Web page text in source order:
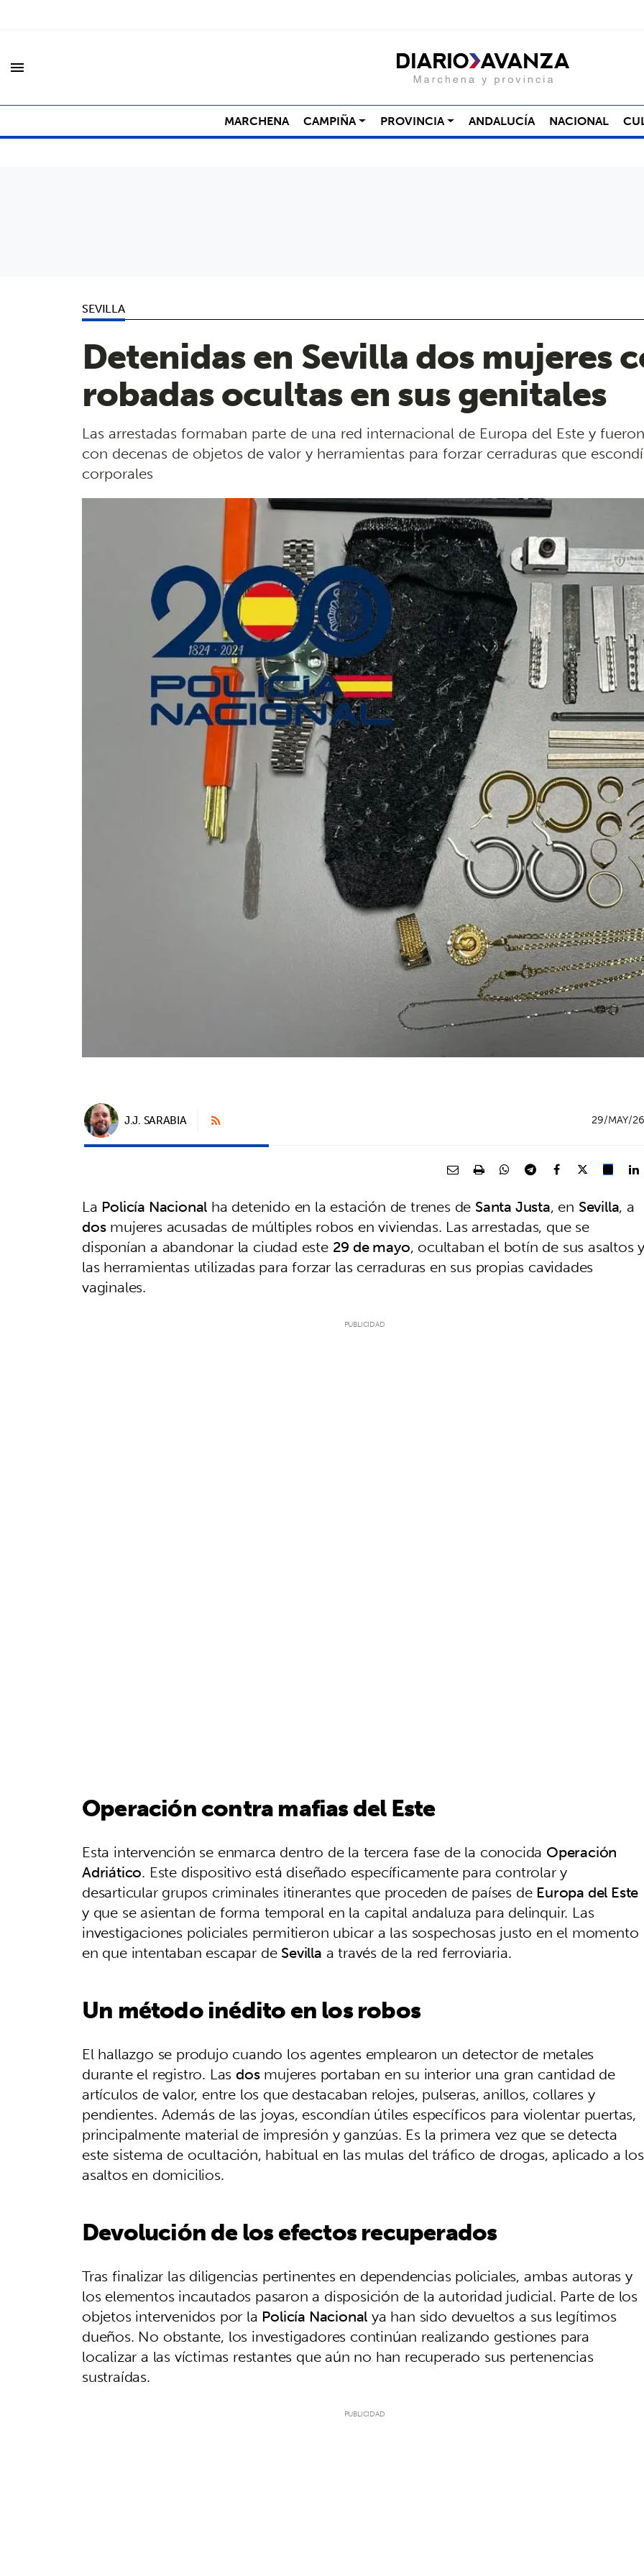
menu
MARCHENA CAMPIÑA PROVINCIA ANDALUCÍA NACIONAL
SEVILLA
Detenidas en Sevilla dos mujeres
robadas ocultas en sus genitales
Las arrestadas formaban parte de una red internacional de Europa del Este y
con decenas de objetos de valor y herramientas para forzar cerraduras que
corporales
J.J. SARABIA 29/MAY/26
La Policía Nacional ha detenido en la estación de trenes de Santa Justa, en Sevilla, a
dosmujeres acusadas de múltiples robos en viviendas. Las arrestadas, que se
disponían a abandonar la ciudad este 29 de mayo, ocultaban el botín de sus asaltos
las herramientas utilizadas para forzar las cerraduras en sus propias cavidades
vaginales.
Operación contra mafias del Este
Esta intervención se enmarca dentro de la tercera fase de la conocida Operación
Adriático. Este dispositivo está diseñado específicamente para controlar y
desarticular grupos criminales itinerantes que proceden de países de Europa del Este
y que se asientan de forma temporal en la capital andaluza para delinquir. Las
investigaciones policiales permitieron ubicar a las sospechosas justo en el momento
en que intentaban escapar deSevilla a través de la red ferroviaria.
Un método inédito en los robos
El hallazgo se produjo cuando los agentes emplearon un detector de metales
durante el registro. Lasdosmujeres portaban en su interior una gran cantidad de
artículos de valor, entre los que destacaban relojes, pulseras, anillos, collares y
pendientes. Además de las joyas, escondían útiles específicos para violentar puertas,
principalmente material de impresión y ganzúas. Es la primera vez que se detecta
este sistema de ocultación, habitual en las mulas del tráfico de drogas, aplicado a los
asaltos en domicilios.
Devolución de los efectos recuperados
Tras finalizar las diligencias pertinentes en dependencias policiales, ambas autoras y
los elementos incautados pasaron a disposición de la autoridad judicial. Parte de los
objetos intervenidos por la Policía Nacionalya han sido devueltos a sus legítimos
dueños. No obstante, los investigadores continúan realizando gestiones para
localizar a las víctimas restantes que aún no han recuperado sus pertenencias
sustraídas.